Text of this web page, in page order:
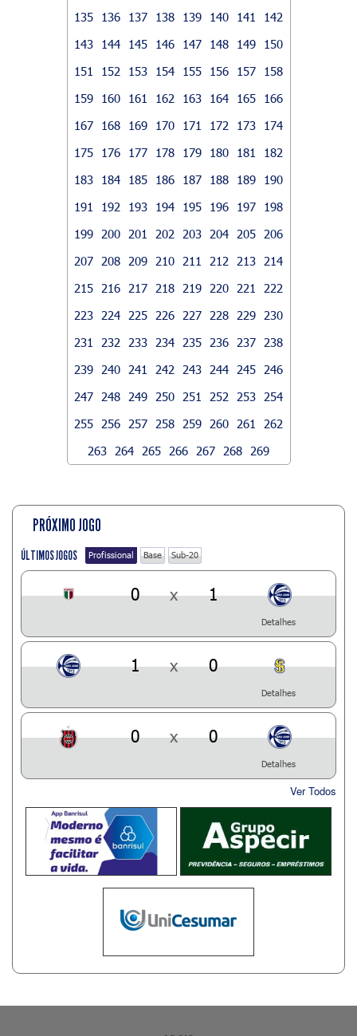
135
136 137 138 139 140 141
142
143
144 145 146 147 148 149
150
151
152 153 154 155 156 157
158
159
160 161 162 163 164 165
166
167
168 169 170 171 172 173
174
175
176 177 178 179 180 181
182
183
184 185 186 187 188 189
190
191
192 193 194 195 196 197
198
199
200 201 202 203 204 205
206
207
208 209 210 211 212 213
214
215
216 217 218 219 220 221
222
223
224 225 226 227 228 229
230
231
232 233 234 235 236 237
238
239
240 241 242 243 244 245
246
247
248 249 250 251 252 253
254
255
256 257 258 259 260 261
262
263
264 265 266 267 268 269
PRÓXIMO JOGO
ÚLTIMOS JOGOS Profissional Base Sub-20
0 x 1
Detalhes
1 x 0
Detalhes
0 x 0
Detalhes
Ver Todos